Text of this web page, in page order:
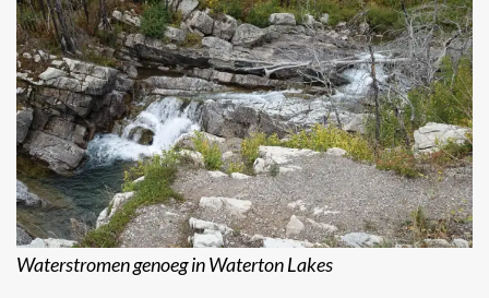
Waterstromen genoeg in Waterton Lakes